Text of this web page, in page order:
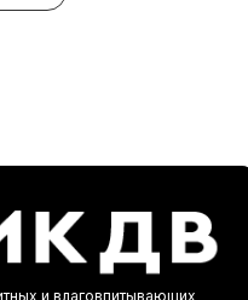
и влаговпитывающих